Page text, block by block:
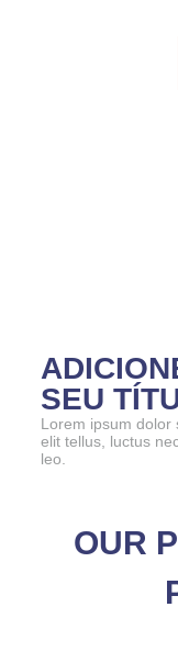
SEU
Lorem ipsum dolor
elit tellus, luctus
leo.
OUR